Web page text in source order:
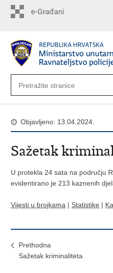
Objavljeno: 13.04.2024.
Sažetak
U protekla 24 sata na području
evidentirano je 213 kaznenih
Vijesti u brojkama | Statistike |
Prethodna
Sažetak kriminaliteta